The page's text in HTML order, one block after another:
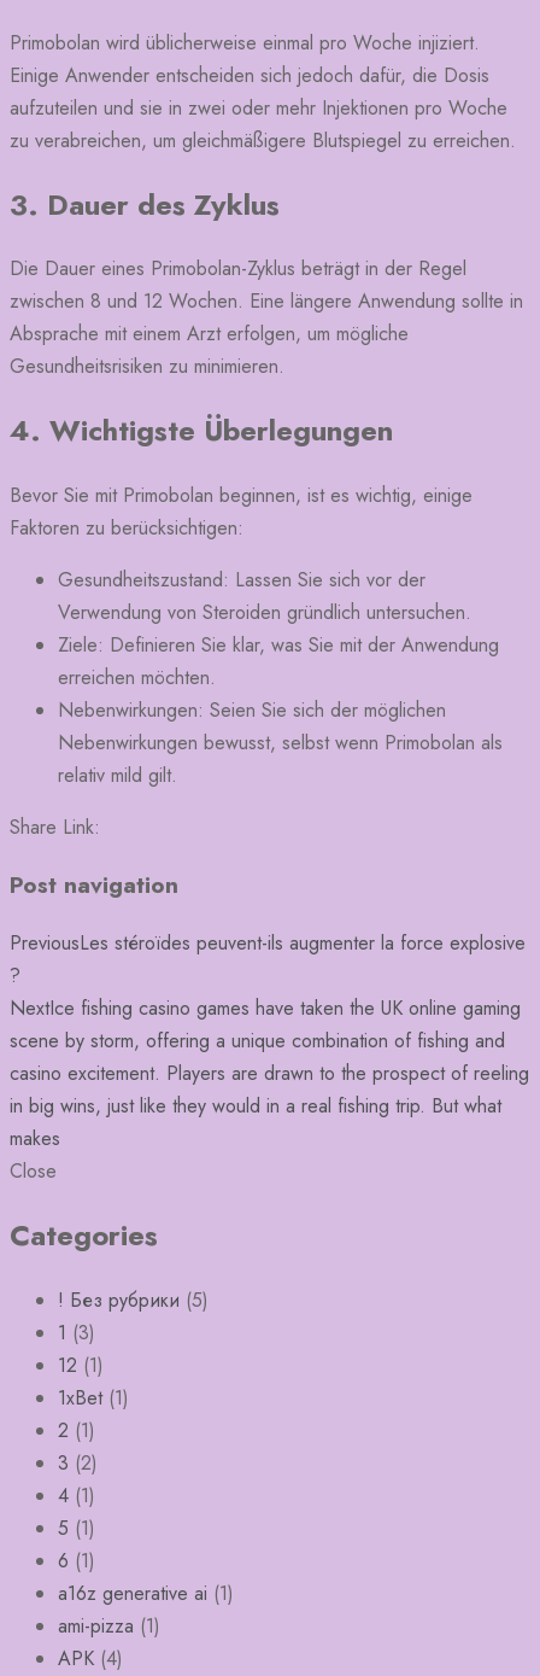
Primobolan wird üblicherweise einmal pro Woche injiziert.
Einige Anwender entscheiden sich jedoch dafür, die Dosis
aufzuteilen und sie in zwei oder mehr Injektionen pro Woche
zu verabreichen, um gleichmäßigere Blutspiegel zu erreichen.
3. Dauer des Zyklus
Die Dauer eines Primobolan-Zyklus beträgt in der Regel
zwischen 8 und 12 Wochen. Eine längere Anwendung sollte in
Absprache mit einem Arzt erfolgen, um mögliche
Gesundheitsrisiken zu minimieren.
4. Wichtigste Überlegungen
Bevor Sie mit Primobolan beginnen, ist es wichtig, einige
Faktoren zu berücksichtigen:
Gesundheitszustand: Lassen Sie sich vor der
Verwendung von Steroiden gründlich untersuchen.
Ziele: Definieren Sie klar, was Sie mit der Anwendung
erreichen möchten.
Nebenwirkungen: Seien Sie sich der möglichen
Nebenwirkungen bewusst, selbst wenn Primobolan als
relativ mild gilt.
Share Link:
Post navigation
PreviousLes stéroïdes peuvent-ils augmenter la force explosive
?
NextIce fishing casino games have taken the UK online gaming
scene by storm, offering a unique combination of fishing and
casino excitement. Players are drawn to the prospect of reeling
in big wins, just like they would in a real fishing trip. But what
makes
Close
Categories
! Без рубрики (5)
1 (3)
12 (1)
1xBet(1)
2 (1)
3 (2)
4 (1)
5 (1)
6 (1)
a16z generative ai (1)
ami-pizza (1)
APK (4)